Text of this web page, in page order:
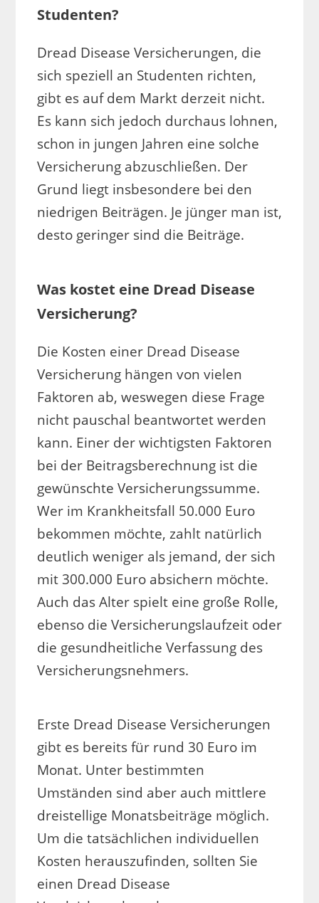
Studenten?
Dread Disease Versicherungen, die
sich speziell an Studenten richten,
gibt es auf dem Markt derzeit nicht.
Es kann sich jedoch durchaus lohnen,
schon in jungen Jahren eine solche
Versicherung abzuschließen. Der
Grund liegt insbesondere bei den
niedrigen Beiträgen. Je jünger man ist,
desto geringer sind die Beiträge.
Was kostet eine Dread Disease
Versicherung?
Die Kosten einer Dread Disease
Versicherung hängen von vielen
Faktoren ab, weswegen diese Frage
nicht pauschal beantwortet werden
kann. Einer der wichtigsten Faktoren
bei der Beitragsberechnung ist die
gewünschte Versicherungssumme.
Wer im Krankheitsfall 50.000 Euro
bekommen möchte, zahlt natürlich
deutlich weniger als jemand, der sich
mit 300.000 Euro absichern möchte.
Auch das Alter spielt eine große Rolle,
ebenso die Versicherungslaufzeit oder
die gesundheitliche Verfassung des
Versicherungsnehmers.
Erste Dread Disease Versicherungen
gibt es bereits für rund 30 Euro im
Monat. Unter bestimmten
Umständen sind aber auch mittlere
dreistellige Monatsbeiträge möglich.
Um die tatsächlichen individuellen
Kosten herauszufinden, sollten Sie
einen Dread Disease